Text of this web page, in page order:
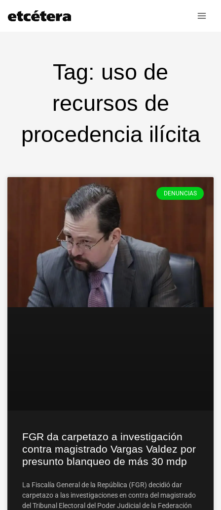
Tag: uso de
recursos de
procedencia ilícita
DENUNCIAS
FGR da carpetazo a investigación
contra magistrado Vargas Valdez por
presunto blanqueo de más 30 mdp
La Fiscalía General de la República (FGR) decidió dar
carpetazo a las investigaciones en contra del magistrado
del Tribunal Electoral del Poder Judicial de la Federación